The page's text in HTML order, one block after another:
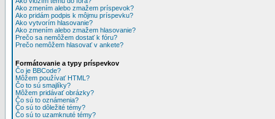
Ako zmením alebo zmažem príspevok?
Ako pridám podpis k môjmu príspevku?
Ako vytvorím hlasovanie?
Ako zmením alebo zmažem hlasovanie?
Prečo sa nemôžem dostať k fóru?
Prečo nemôžem hlasovať v ankete?
Formátovanie a typy príspevkov
Čo je BBCode?
Môžem používať HTML?
Čo to sú smajlíky?
Môžem pridávať obrázky?
Čo sú to oznámenia?
Čo sú to dôležité témy?
Čo sú to uzamknuté témy?